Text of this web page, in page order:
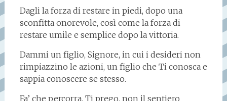
Dagli la forza di restare in piedi, dopo una
sconfitta onorevole, così come la forza di
restare umile e semplice dopo la vittoria.
Dammi un figlio, Signore, in cui i desideri non
rimpiazzino le azioni, un figlio che Ti conosca e
sappia conoscere se stesso.
Fa’ che percorra, Ti prego, non il sentiero